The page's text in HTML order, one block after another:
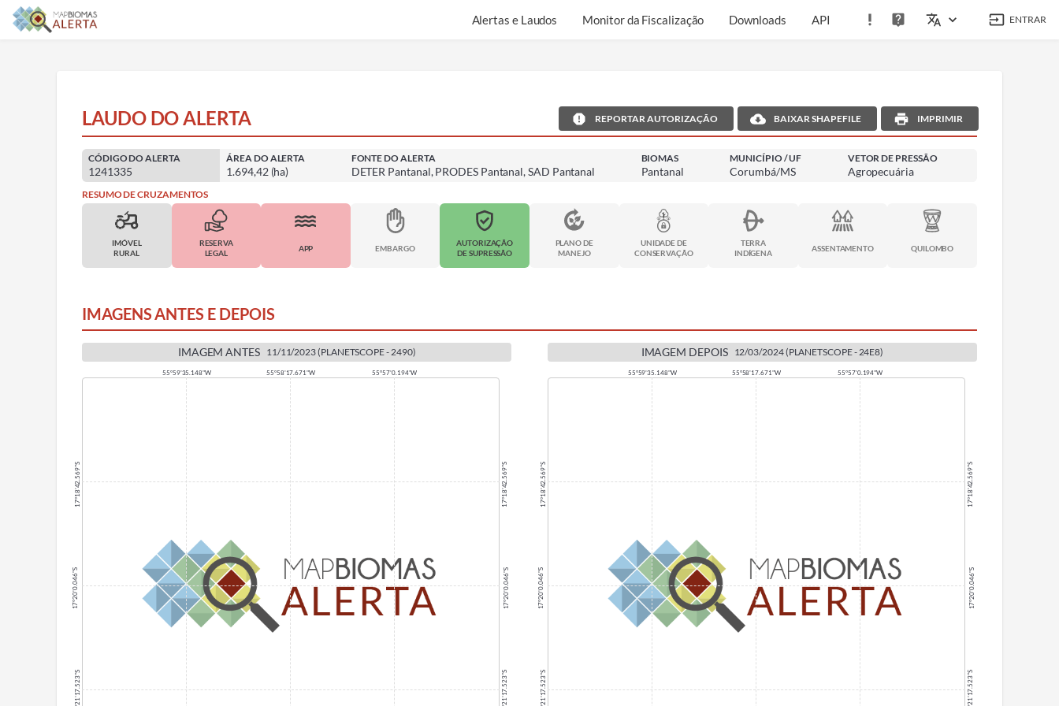
Alertas e Laudos Monitor da Fiscalização Downloads API ENTRAR
LAUDO DO ALERTA REPORTAR AUTORIZAÇÃO BAIXAR SHAPEFILE IMPRIMIR
CÓDIGO DO ALERTA
1241335
ÁREA DO ALERTA
1.694,42 (ha)
FONTE DO ALERTA
DETER Pantanal, PRODES Pantanal, SAD Pantanal
BIOMAS
Pantanal
MUNICÍPIO/ UF
Corumbá/MS
VETOR DE PRESSÃO
Agropecuária
RESUMO DE CRUZAMENTOS
IMÓVEL
RURAL
RESERVA
LEGAL
APP EMBARGO
AUTORIZAÇÃO
DE SUPRESSÃO
PLANO DE
MANEJO
UNIDADE DE
CONSERVAÇÃO
TERRA
INDÍGENA
ASSENTAMENTO QUILOMBO
IMAGENS ANTES E DEPOIS
IMAGEM ANTES 11/11/2023(PLANETSCOPE-2490) IMAGEM DEPOIS 12/03/2024(PLANETSCOPE-24E8)